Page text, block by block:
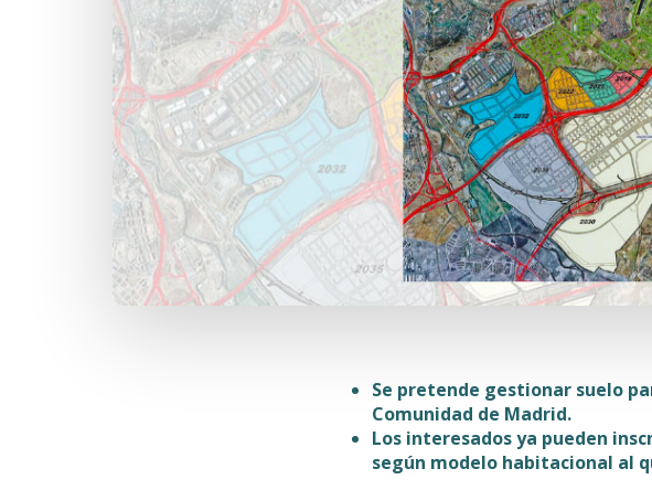
Se pretende gestionar suelo
Comunidad de Madrid.
Los interesados ya pueden
según modelo habitacional al